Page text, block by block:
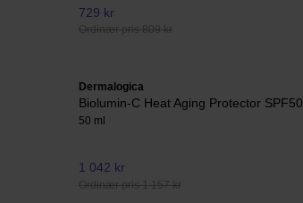
729 kr
Ordinær pris 809 kr
Dermalogica
Biolumin-C Heat Aging Protector SPF50
50 ml
1 042 kr
Ordinær pris 1 157 kr